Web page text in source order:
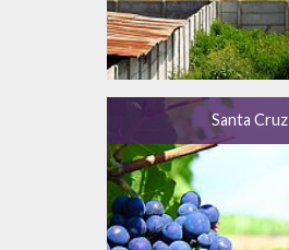
Santa Cruz